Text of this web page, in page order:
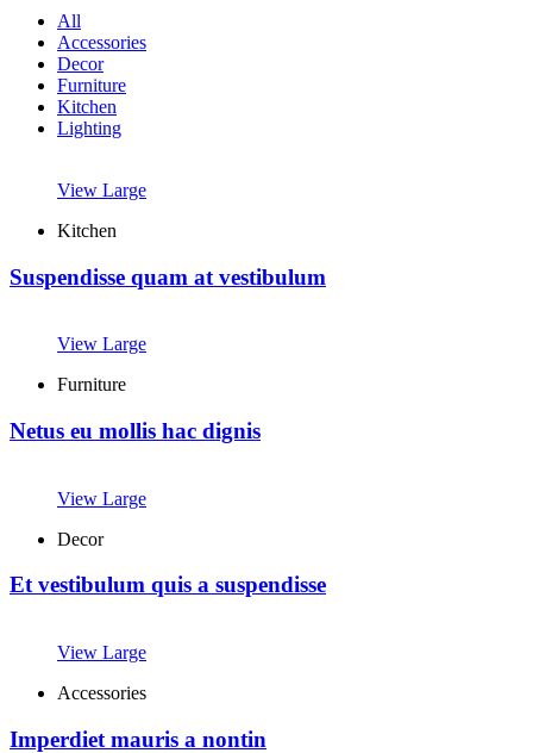
All
Accessories
Decor
Furniture
Kitchen
Lighting
View Large
Kitchen
Suspendisse quam at vestibulum
View Large
Furniture
Netus eu mollis hac dignis
View Large
Decor
Et vestibulum quis a suspendisse
View Large
Accessories
Imperdiet mauris a nontin